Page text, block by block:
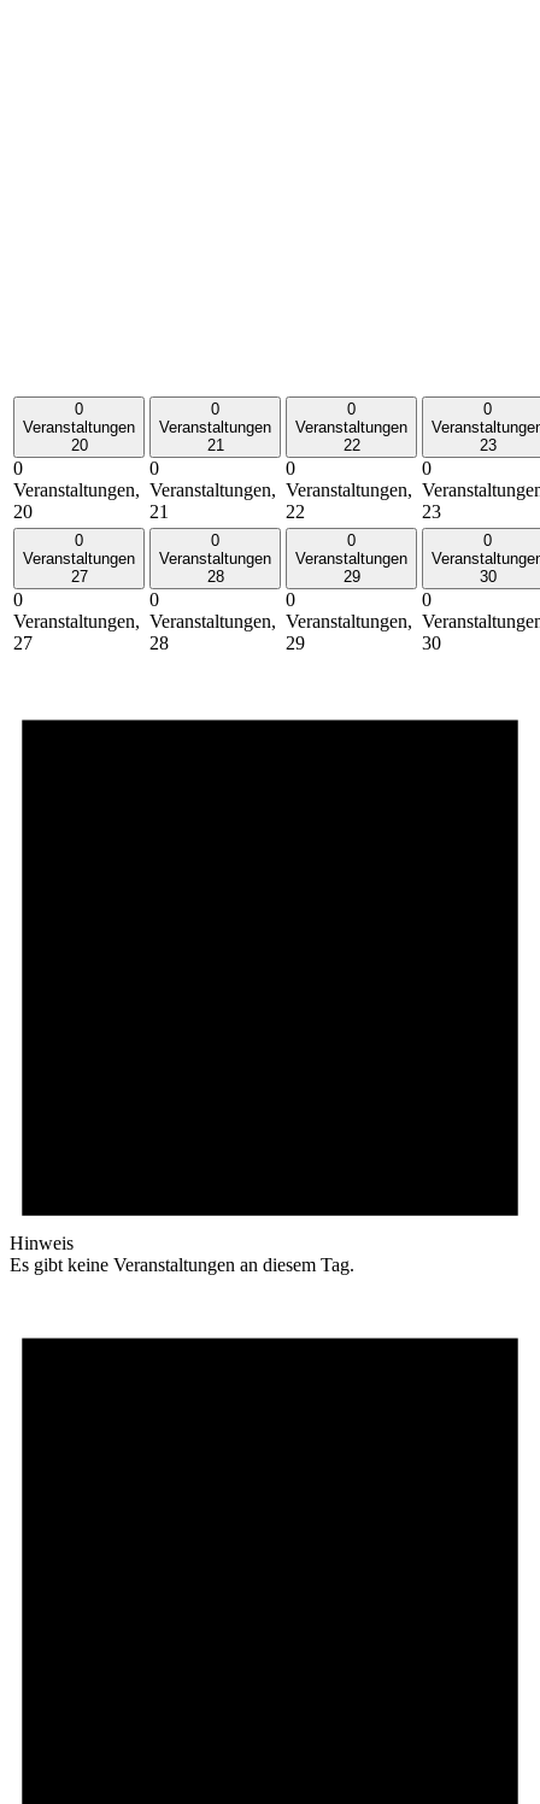
0
Veranstaltungen
20
0
Veranstaltungen,
20
0
Veranstaltungen
21
0
Veranstaltungen,
21
0
Veranstaltungen
22
0
Veranstaltungen,
22
0
23
0
23
0
Veranstaltungen
27
0
Veranstaltungen,
27
0
Veranstaltungen
28
0
Veranstaltungen,
28
0
Veranstaltungen
29
0
Veranstaltungen,
29
0
30
0
30
Hinweis
Es gibt keine Veranstaltungen an diesem Tag.